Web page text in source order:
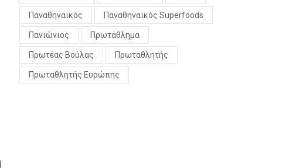
Παναθηναϊκός Παναθηναϊκός Superfoods
Πανιώνιος Πρωτάθλημα
Πρωτέας Βούλας Πρωταθλητής
Πρωταθλητής Ευρώπης